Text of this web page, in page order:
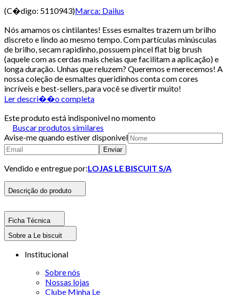
(C�digo: 5110943)Marca: Dailus
Nós amamos os cintilantes! Esses esmaltes trazem um brilho
discreto e lindo ao mesmo tempo. Com partículas minúsculas
de brilho, secam rapidinho, possuem pincel flat big brush
(aquele com as cerdas mais cheias que facilitam a aplicação) e
longa duração. Unhas que reluzem? Queremos e merecemos! A
nossa coleção de esmaltes queridinhos conta com cores
incríveis e best-sellers, para você se divertir muito!
Ler descri��o completa
Este produto está indisponivel no momento
Buscar produtos similares
Avise-me quando estiver disponivel
Enviar
Vendido e entregue por:LOJAS LE BISCUIT S/A
Descrição do produto
Ficha Técnica
Sobre a Le biscuit
Institucional
Sobre nós
Nossas lojas
Clube Minha Le